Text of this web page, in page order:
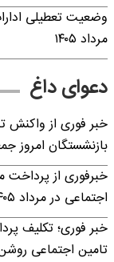
مرداد ۱۴۰۵
دعوای داغ
خبر فوری از واکنش
بازنشستگان امروز جمعه ۱۶ مرداد
خبرفوری از پرداخت
اجتماعی در مرداد ۱۴۰۵
خبر فوری؛ تکلیف
تامین اجتماعی